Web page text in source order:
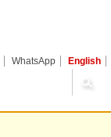
WhatsApp English